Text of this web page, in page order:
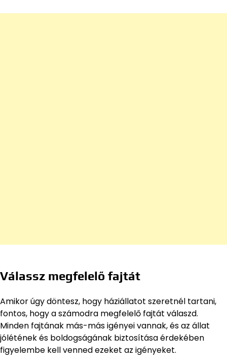
Válassz megfelelő fajtát
Amikor úgy döntesz, hogy háziállatot szeretnél tartani,
fontos, hogy a számodra megfelelő fajtát válaszd.
Minden fajtának más-más igényei vannak, és az állat
jólétének és boldogságának biztosítása érdekében
figyelembe kell venned ezeket az igényeket.